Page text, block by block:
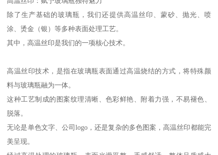
除了生产基础的玻璃瓶，我们还提供高温丝印、蒙砂、抛光、喷
涂、烫金（银）等多种表面处理工艺。
其中，高温丝印是我们的一项核心技术。
高温丝印技术，是指在玻璃瓶表面通过高温烧结的方式，将特殊颜
料与玻璃瓶融为一体。
这种工艺制成的图案纹理清晰、色彩鲜艳、附着力强，不易褪色、
脱落。
无论是单色文字、公司logo，还是复杂的多色图案，高温丝印都能完
美呈现。